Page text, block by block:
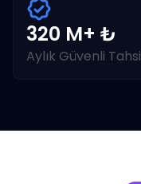
320 M+ ₺
Aylık Güvenli